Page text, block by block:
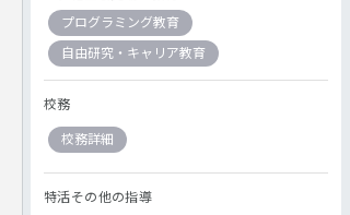
プログラミング教育
自由研究・キャリア教育
校務
校務詳細
特活その他の指導